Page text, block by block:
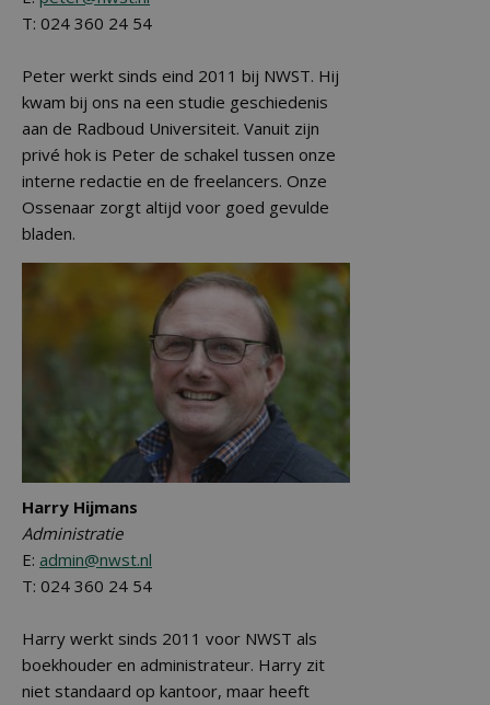
T: 024 360 24 54
Peter werkt sinds eind 2011 bij NWST. Hij
kwam bij ons na een studie geschiedenis
aan de Radboud Universiteit. Vanuit zijn
privé hok is Peter de schakel tussen onze
interne redactie en de freelancers. Onze
Ossenaar zorgt altijd voor goed gevulde
bladen.
Harry Hijmans
Administratie
E: admin@nwst.nl
T: 024 360 24 54
Harry werkt sinds 2011 voor NWST als
boekhouder en administrateur. Harry zit
niet standaard op kantoor, maar heeft